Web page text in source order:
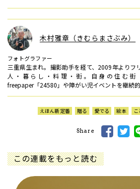
木村雅章（きむらまさぶみ）
フォトグラファー
三重県生まれ。撮影助手を経て、2009年よりフ
人・暮らし・料理・街。自身の住む街
freepaper「24580」や障がい児イベントを継続的
えほん新定番 贈る 愛でる 絵本
Share
この連載をもっと読む